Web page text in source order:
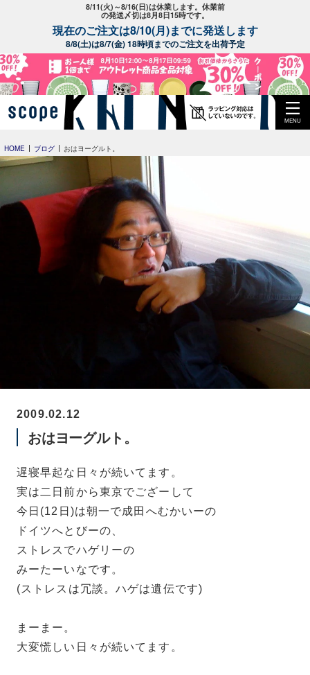
8/11(火)～8/16(日)は休業します。休業前
の発送〆切は8月8日15時です。
現在のご注文は8/10(月)までに発送します
8/8(土)は8/7(金) 18時頃までのご注文を出荷予定
MENU
HOME ブログ おはヨーグルト。
2009.02.12
おはヨーグルト。
遅寝早起な日々が続いてます。
実は二日前から東京でござーして
今日(12日)は朝一で成田へむかいーの
ドイツへとびーの、
ストレスでハゲリーの
みーたーいなです。
(ストレスは冗談。ハゲは遺伝です)
まーまー。
大変慌しい日々が続いてます。